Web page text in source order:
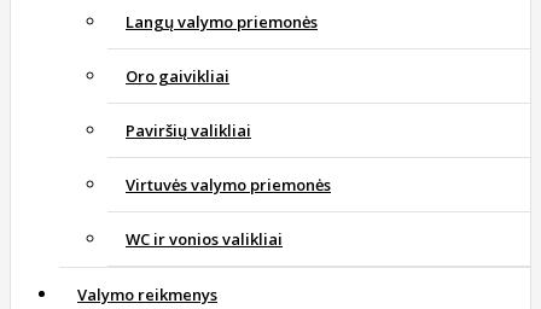
Langų valymo priemonės
Oro gaivikliai
Paviršių valikliai
Virtuvės valymo priemonės
WC ir vonios valikliai
Valymo reikmenys